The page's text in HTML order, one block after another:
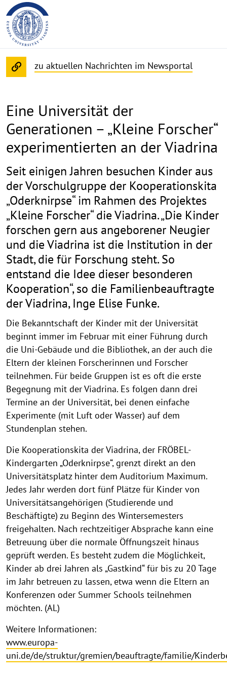
zu aktuellen Nachrichten im Newsportal
Eine Universität der
Generationen – „Kleine Forscher“
experimentierten an der Viadrina
Seit einigen Jahren besuchen Kinder aus
der Vorschulgruppe der Kooperationskita
„Oderknirpse“ im Rahmen des Projektes
„Kleine Forscher“ die Viadrina. „Die Kinder
forschen gern aus angeborener Neugier
und die Viadrina ist die Institution in der
Stadt, die für Forschung steht. So
entstand die Idee dieser besonderen
Kooperation“, so die Familienbeauftragte
der Viadrina, Inge Elise Funke.
Die Bekanntschaft der Kinder mit der Universität
beginnt immer im Februar mit einer Führung durch
die Uni-Gebäude und die Bibliothek, an der auch die
Eltern der kleinen Forscherinnen und Forscher
teilnehmen. Für beide Gruppen ist es oft die erste
Begegnung mit der Viadrina. Es folgen dann drei
Termine an der Universität, bei denen einfache
Experimente (mit Luft oder Wasser) auf dem
Stundenplan stehen.
Die Kooperationskita der Viadrina, der FRÖBEL-
Kindergarten „Oderknirpse“, grenzt direkt an den
Universitätsplatz hinter dem Auditorium Maximum.
Jedes Jahr werden dort fünf Plätze für Kinder von
Universitätsangehörigen (Studierende und
Beschäftigte) zu Beginn des Wintersemesters
freigehalten. Nach rechtzeitiger Absprache kann eine
Betreuung über die normale Öffnungszeit hinaus
geprüft werden. Es besteht zudem die Möglichkeit,
Kinder ab drei Jahren als „Gastkind“ für bis zu 20 Tage
im Jahr betreuen zu lassen, etwa wenn die Eltern an
Konferenzen oder Summer Schools teilnehmen
möchten. (AL)
Weitere Informationen:
www.europa-
uni.de/de/struktur/gremien/beauftragte/familie/